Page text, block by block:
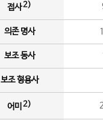
접사2)
의존 명사
보조 동사
보조 형용사
어미 2)